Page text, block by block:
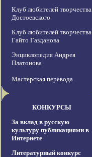
Клуб любителей творчества
Достоевского
Клуб любителей творчества
Гайто Газданова
Энциклопедия Андрея
Платонова
Мастерская перевода
КОНКУРСЫ
За вклад в русскую
культуру публикациями в
Интернете
Литературный конкурс